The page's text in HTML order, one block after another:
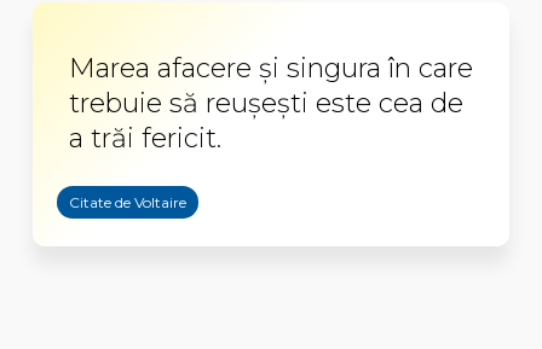
Marea afacere și singura în care
trebuie să reușești este cea de
a trăi fericit.
Citate de Voltaire